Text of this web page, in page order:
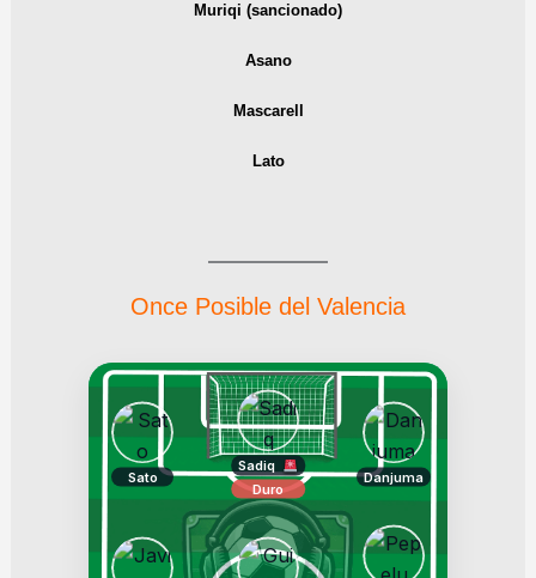
Muriqi (sancionado)
Asano
Mascarell
Lato
Once Posible del Valencia
Sato
Sadiq
Duro
Danjuma